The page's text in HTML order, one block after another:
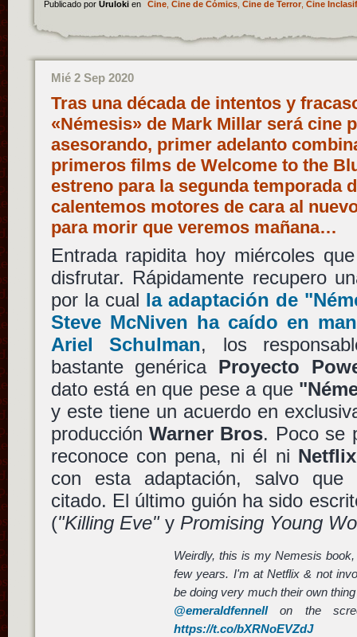
Publicado por Uruloki en Cine, Cine de Cómics, Cine de Terror, Cine
Mié 2 Sep 2020
Tras una década de intentos y
«Némesis» de Mark Millar será cine
asesorando, primer adelanto
primeros films de Welcome to the
estreno para la segunda temporada
calentemos motores de cara al
para morir que veremos mañana…
Entrada rapidita hoy miércoles
disfrutar. Rápidamente recupero
por la cual la adaptación de
Steve McNiven ha caído en
Ariel Schulman, los
bastante genérica Proyecto
dato está en que pese a que
y este tiene un acuerdo en
producción Warner Bros. Poco se
reconoce con pena, ni él ni Netflix
con esta adaptación, salvo que
citado. El último guión ha sido
("Killing Eve"y Promising Young
Weirdly, this is my Nemesis
few years. I'm at Netflix & not
be doing very much their own
@emeraldfennellon the
https://t.co/bXRNoEVZdJ